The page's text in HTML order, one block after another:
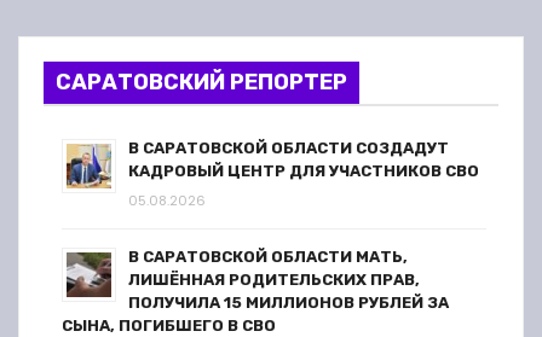
САРАТОВСКИЙ РЕПОРТЕР
В САРАТОВСКОЙ ОБЛАСТИ СОЗДАДУТ
КАДРОВЫЙ ЦЕНТР ДЛЯ УЧАСТНИКОВ СВО
05.08.2026
В САРАТОВСКОЙ ОБЛАСТИ МАТЬ,
ЛИШЁННАЯ РОДИТЕЛЬСКИХ ПРАВ,
ПОЛУЧИЛА 15 МИЛЛИОНОВ РУБЛЕЙ ЗА
СЫНА, ПОГИБШЕГО В СВО